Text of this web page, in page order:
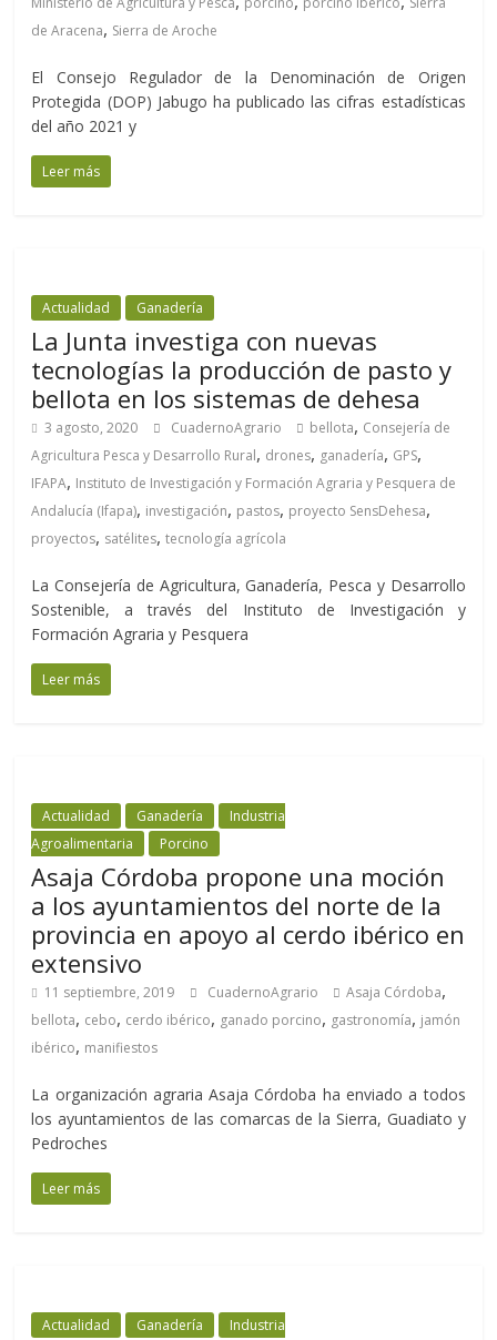
de Aracena, Sierra de Aroche
El Consejo Regulador de la Denominación de Origen
Protegida (DOP) Jabugo ha publicado las cifras estadísticas
del año 2021 y
Leer más
Actualidad Ganadería
La Junta investiga con nuevas
tecnologías la producción de pasto y
bellota en los sistemas de dehesa
3 agosto, 2020 CuadernoAgrario bellota, Consejería de
Agricultura Pesca y Desarrollo Rural, drones, ganadería, GPS,
IFAPA, Instituto de Investigación y Formación Agraria y Pesquera de
Andalucía (Ifapa), investigación, pastos, proyecto SensDehesa,
proyectos, satélites,tecnología agrícola
La Consejería de Agricultura, Ganadería, Pesca y Desarrollo
Sostenible, a través del Instituto de Investigación y
Formación Agraria y Pesquera
Leer más
Actualidad Ganadería
Industria
Agroalimentaria
Porcino
Asaja Córdoba propone una moción
a los ayuntamientos del norte de la
provincia en apoyo al cerdo ibérico en
extensivo
11 septiembre, 2019 CuadernoAgrario Asaja Córdoba,
bellota, cebo, cerdo ibérico, ganado porcino, gastronomía, jamón
ibérico, manifiestos
La organización agraria Asaja Córdoba ha enviado a todos
los ayuntamientos de las comarcas de la Sierra, Guadiato y
Pedroches
Leer más
Actualidad Ganadería Industria